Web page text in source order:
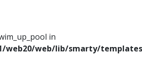
in
web/lib/smarty/